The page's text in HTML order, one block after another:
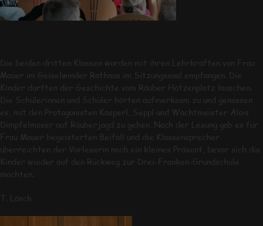
Die beiden dritten Klassen wurden mit ihren Lehrkräften von Frau
Mauer im Geiselwinder Rathaus im Sitzungssaal empfangen. Die
Kinder durften der Geschichte vom Räuber Hotzenplotz lauschen.
Die Schülerinnen und Schüler hörten aufmerksam zu und genossen
es, mit den Protagonisten Kasperl, Seppl und Wachtmeister Alois
Dimpfelmoser auf Räuberjagd zu gehen. Nach der Lesung gab es für
Frau Mauer begeisterten Beifall und die Klassensprecher
überreichten der Vorleserin noch ein kleines Präsent, bevor sich die
Kinder wieder auf den Rückweg zur Drei-Franken-Grundschule
machten.
T. Lösch